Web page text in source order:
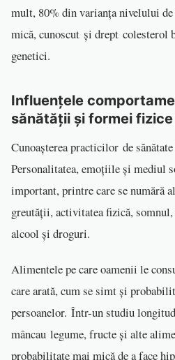
mult, 80% din varianța nivelului
mică, cunoscut și drept colesterol
genetici.
Influențele
sănătății și formei
Cunoașterea practicilor de
Personalitatea, emoțiile și mediul
important, printre care se numără
greutății, activitatea fizică,
alcool și droguri.
Alimentele pe care oamenii le
care arată, cum se simt și
persoanelor. Într-un studiu
mâncau legume, fructe și alte
probabilitate mai mică de a face